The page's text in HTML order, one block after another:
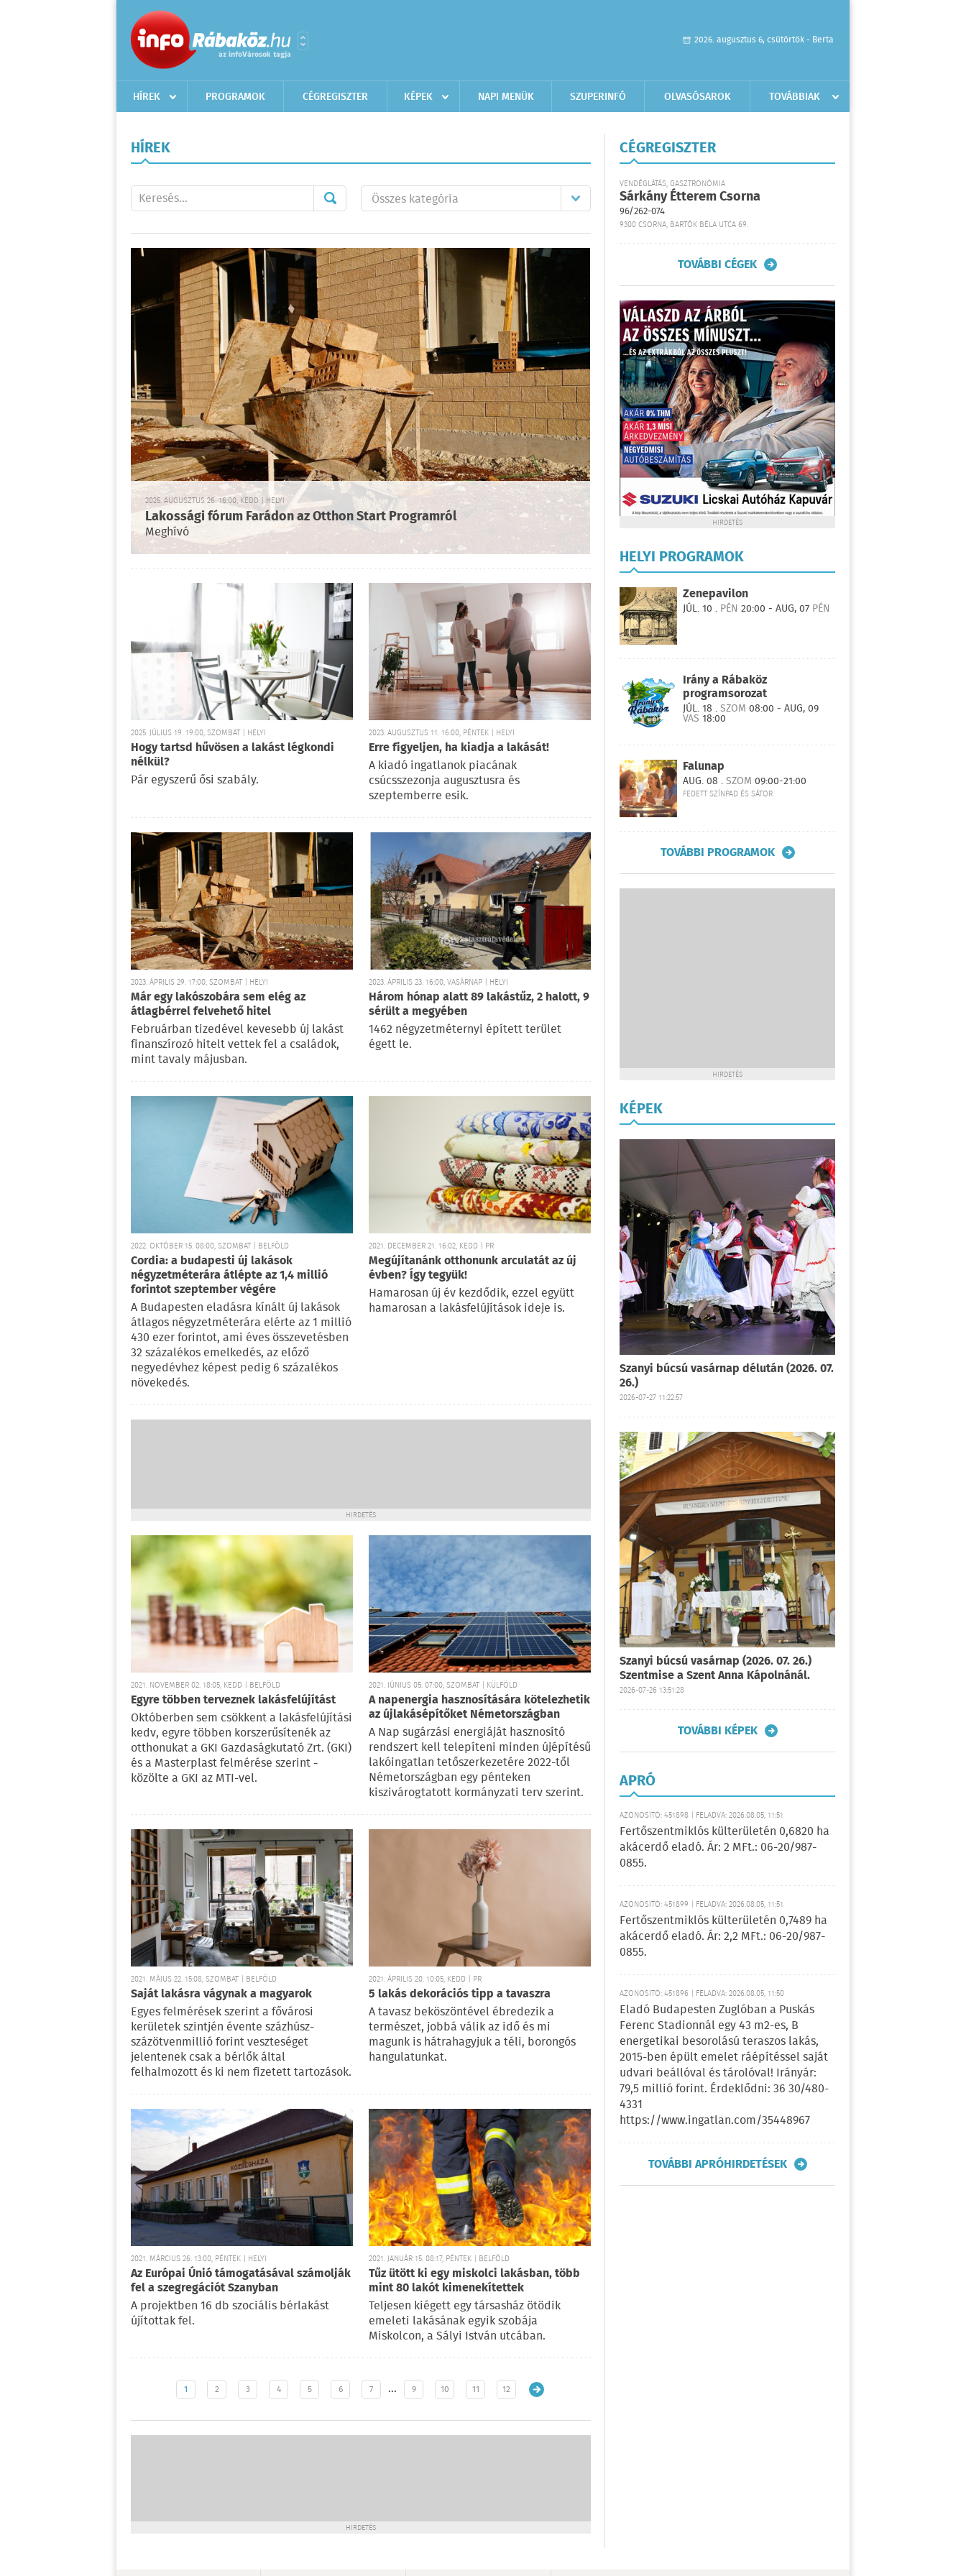
2026. augusztus 6, csütörtök - Berta
HÍREK PROGRAMOK CÉGREGISZTER KÉPEK NAPI MENÜK SZUPERINFÓ OLVASÓSAROK TOVÁBBIAK
HÍREK
2025. AUGUSZTUS 26. 16:00, KEDD | HELYI
Lakossági fórum Farádon az Otthon Start Programról
Meghívó
2025. JÚLIUS 19. 19:00, SZOMBAT | HELYI
Hogy tartsd hűvösen a lakást légkondi
nélkül?
Pár egyszerű ősi szabály.
2023. AUGUSZTUS 11. 16:00, PÉNTEK | HELYI
Erre figyeljen, ha kiadja a lakását!
A kiadó ingatlanok piacának
csúcsszezonja augusztusra és
szeptemberre esik.
2023. ÁPRILIS 29. 17:00, SZOMBAT | HELYI
Már egy lakószobára sem elég az
átlagbérrel felvehető hitel
Februárban tizedével kevesebb új lakást
finanszírozó hitelt vettek fel a családok,
mint tavaly májusban.
2023. ÁPRILIS 23. 16:00, VASÁRNAP | HELYI
Három hónap alatt 89 lakástűz, 2 halott, 9
sérült a megyében
1462 négyzetméternyi épített terület
égett le.
2022. OKTÓBER 15. 08:00, SZOMBAT | BELFÖLD
Cordia: a budapesti új lakások
négyzetméterára átlépte az 1,4 millió
forintot szeptember végére
A Budapesten eladásra kínált új lakások
átlagos négyzetméterára elérte az 1 millió
430 ezer forintot, ami éves összevetésben
32 százalékos emelkedés, az előző
negyedévhez képest pedig 6 százalékos
növekedés.
2021. DECEMBER 21. 16:02, KEDD | PR
Megújítanánk otthonunk arculatát az új
évben? Így tegyük!
Hamarosan új év kezdődik, ezzel együtt
hamarosan a lakásfelújítások ideje is.
HIRDETÉS
2021. NOVEMBER 02. 18:05, KEDD | BELFÖLD
Egyre többen terveznek lakásfelújítást
Októberben sem csökkent a lakásfelújítási
kedv, egyre többen korszerűsítenék az
otthonukat a GKI Gazdaságkutató Zrt. (GKI)
és a Masterplast felmérése szerint -
közölte a GKI az MTI-vel.
2021. JÚNIUS 05. 07:00, SZOMBAT | KÜLFÖLD
A napenergia hasznosítására kötelezhetik
az újlakásépítőket Németországban
A Nap sugárzási energiáját hasznosító
rendszert kell telepíteni minden újépítésű
lakóingatlan tetőszerkezetére 2022-től
Németországban egy pénteken
kiszivárogtatott kormányzati terv szerint.
2021. MÁJUS 22. 15:08, SZOMBAT | BELFÖLD
Saját lakásra vágynak a magyarok
Egyes felmérések szerint a fővárosi
kerületek szintjén évente százhúsz-
százötvenmillió forint veszteséget
jelentenek csak a bérlők által
felhalmozott és ki nem fizetett tartozások.
2021. ÁPRILIS 20. 10:05, KEDD | PR
5 lakás dekorációs tipp a tavaszra
A tavasz beköszöntével ébredezik a
természet, jobbá válik az idő és mi
magunk is hátrahagyjuk a téli, borongós
hangulatunkat.
2021. MÁRCIUS 26. 13:00, PÉNTEK | HELYI
Az Európai Únió támogatásával számolják
fel a szegregációt Szanyban
A projektben 16 db szociális bérlakást
újítottak fel.
2021. JANUÁR 15. 08:17, PÉNTEK | BELFÖLD
Tűz ütött ki egy miskolci lakásban, több
mint 80 lakót kimenekítettek
Teljesen kiégett egy társasház ötödik
emeleti lakásának egyik szobája
Miskolcon, a Sályi István utcában.
1 2 3 4 5 6 7 … 9 10 11 12
HIRDETÉS
CÉGREGISZTER
VENDÉGLÁTÁS, GASZTRONÓMIA
Sárkány Étterem Csorna
96/262-074
9300 CSORNA, BARTÓK BÉLA UTCA 69.
TOVÁBBI CÉGEK
HIRDETÉS
HELYI PROGRAMOK
Zenepavilon
JÚL. 10 . PÉN 20:00 - AUG, 07 PÉN
Irány a Rábaköz
programsorozat
JÚL. 18 .SZOM 08:00 - AUG, 09
VAS 18:00
Falunap
AUG. 08 .SZOM 09:00-21:00
FEDETT SZÍNPAD ÉS SÁTOR
TOVÁBBI PROGRAMOK
HIRDETÉS
KÉPEK
Szanyi búcsú vasárnap délután (2026. 07.
26.)
2026-07-27 11:22:57
Szanyi búcsú vasárnap (2026. 07. 26.)
Szentmise a Szent Anna Kápolnánál.
2026-07-26 13:51:28
TOVÁBBI KÉPEK
APRÓ
AZONOSÍTÓ: 451898 | FELADVA: 2026.08.05, 11:51
Fertőszentmiklós külterületén 0,6820 ha
akácerdő eladó. Ár: 2 MFt.: 06-20/987-
0855.
AZONOSÍTÓ: 451899 | FELADVA: 2026.08.05, 11:51
Fertőszentmiklós külterületén 0,7489 ha
akácerdő eladó. Ár: 2,2 MFt.: 06-20/987-
0855.
AZONOSÍTÓ: 451896 | FELADVA: 2026.08.05, 11:50
Eladó Budapesten Zuglóban a Puskás
Ferenc Stadionnál egy 43 m2-es, B
energetikai besorolású teraszos lakás,
2015-ben épült emelet ráépítéssel saját
udvari beállóval és tárolóval! Irányár:
79,5 millió forint. Érdeklődni: 36 30/480-
4331
https://www.ingatlan.com/35448967
TOVÁBBI APRÓHIRDETÉSEK